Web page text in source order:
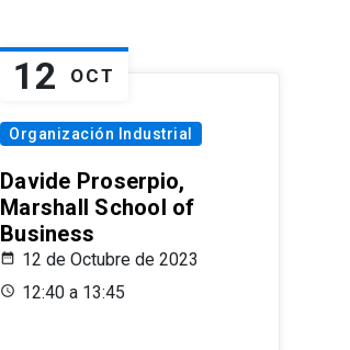
12 OCT
Organización Industrial
Davide Proserpio,
Marshall School of
Business
12 de Octubre de 2023
12:40 a 13:45